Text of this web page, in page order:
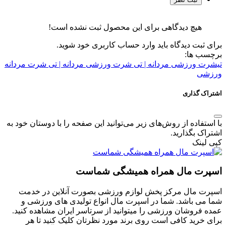
هیچ دیدگاهی برای این محصول ثبت نشده است!
برای ثبت دیدگاه باید وارد حساب کاربری خود شوید.
برچسب ها:
تیشرت ورزشی مردانه | تی شرت ورزشی مردانه | تی شرت مردانه
ورزشی
اشتراک گذاری
با استفاده از روش‌های زیر می‌توانید این صفحه را با دوستان خود به
اشتراک بگذارید.
کپی لینک
اسپرت مال همراه همیشگی شماست
اسپرت مال مرکز پخش لوازم ورزشی بصورت آنلاین در خدمت
شما می باشد. شما در اسپرت مال انواع تولیدی های ورزشی و
عمده فروشان ورزشی را میتوانید از سرتاسر ایران مشاهده کنید.
برای خرید کافی است روی برند مورد نظرتان کلیک کنید تا هر